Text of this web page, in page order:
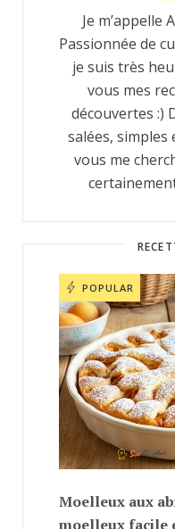
Je m’appelle
Passionnée de
je suis très
vous mes
découvertes :)
salées, simples
vous me
POPULAR
Moelleux aux
moelleux facile